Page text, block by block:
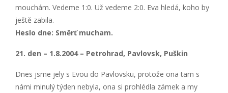
mouchám. Vedeme 1:0. Už vedeme 2:0. Eva hledá, koho by
ještě zabila.
Heslo dne: Směrť mucham.
21. den – 1.8.2004 – Petrohrad, Pavlovsk, Puškin
Dnes jsme jely s Evou do Pavlovsku, protože ona tam s
námi minulý týden nebyla, ona si prohlédla zámek a my